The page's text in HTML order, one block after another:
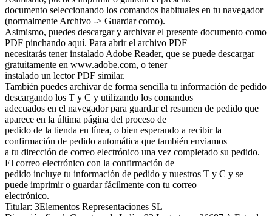
documento seleccionando los comandos habituales en tu navegador
(normalmente Archivo -> Guardar como).
Asimismo, puedes descargar y archivar el presente documento como
PDF pinchando aquí. Para abrir el archivo PDF
necesitarás tener instalado Adobe Reader, que se puede descargar
gratuitamente en www.adobe.com, o tener
instalado un lector PDF similar.
También puedes archivar de forma sencilla tu información de pedido
descargando los T y C y utilizando los comandos
adecuados en el navegador para guardar el resumen de pedido que
aparece en la última página del proceso de
pedido de la tienda en línea, o bien esperando a recibir la
confirmación de pedido automática que también enviamos
a tu dirección de correo electrónico una vez completado su pedido.
El correo electrónico con la confirmación de
pedido incluye tu información de pedido y nuestros T y C y se
puede imprimir o guardar fácilmente con tu correo
electrónico.
Titular: 3Elementos Representaciones SL